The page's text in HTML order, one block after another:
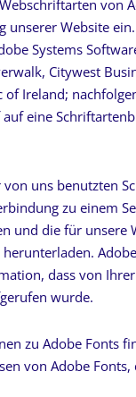
von
unserer Website
Systems
Citywest
Ireland;
eine
uns benutzten
zu einem
und die für unsere
dass von Ihrer
wurde.
zu Adobe Fonts
von Adobe Fonts,